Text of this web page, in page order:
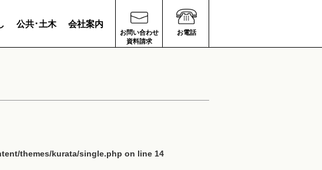
公共･土木 会社案内
お問い合わせ
資料請求
お電話
themes/kurata/single.php on line 14